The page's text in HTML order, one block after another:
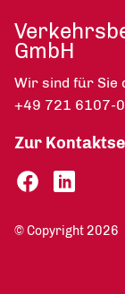
GmbH
Wir sind für Sie
+49 721 6107-0
Zur
© Copyright 2026